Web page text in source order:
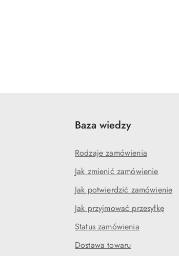
Baza wiedzy
Rodzaje zamówienia
Jak zmienić zamówienie
Jak potwierdzić zamówienie
Jak przyjmować przesyłkę
Status zamówienia
Dostawa towaru